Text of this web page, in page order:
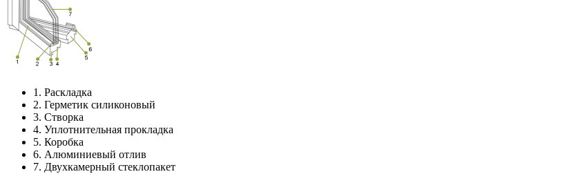
1. Раскладка
2. Герметик силиконовый
3. Створка
4. Уплотнительная прокладка
5. Коробка
6. Алюминиевый отлив
7. Двухкамерный стеклопакет